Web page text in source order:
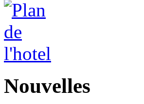
Nouvelles